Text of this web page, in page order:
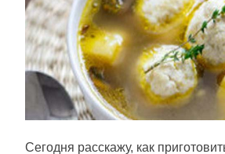
Сегодня расскажу, как